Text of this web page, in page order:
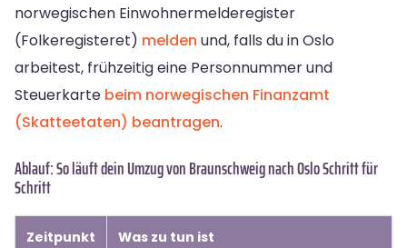
norwegischen Einwohnermelderegister
(Folkeregisteret) melden und, falls du in Oslo
arbeitest, frühzeitig eine Personnummer und
Steuerkarte beim norwegischen Finanzamt
(Skatteetaten) beantragen.
Ablauf: So läuft dein Umzug von Braunschweig nach Oslo Schritt für
Schritt
Zeitpunkt Was zu tun ist